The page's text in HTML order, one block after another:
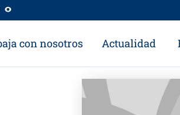
con nosotros Actualidad